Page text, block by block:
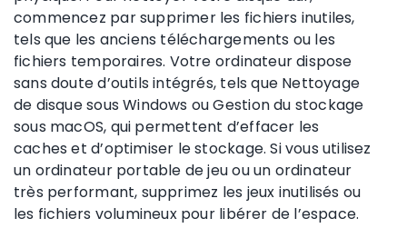
commencez par supprimer les fichiers inutiles,
tels que les anciens téléchargements ou les
fichiers temporaires. Votre ordinateur dispose
sans doute d’outils intégrés, tels que Nettoyage
de disque sous Windows ou Gestion du stockage
sous macOS, qui permettent d’effacer les
caches et d’optimiser le stockage. Si vous utilisez
un ordinateur portable de jeu ou un ordinateur
très performant, supprimez les jeux inutilisés ou
les fichiers volumineux pour libérer de l’espace.